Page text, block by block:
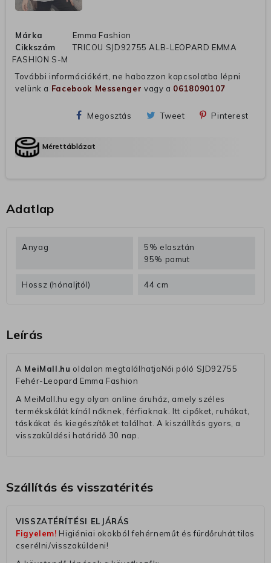
Márka
Emma Fashion
Cikkszám
TRICOU SJD92755 ALB-LEOPARD EMMA
FASHION S-M
További információkért, ne habozzon kapcsolatba lépni
velünk a Facebook Messenger vagy a 0618090107
Megosztás Tweet Pinterest
Mérettáblázat
Adatlap
Anyag
5% elasztán
95% pamut
Hossz (hónaljtól) 44 cm
Leírás
A MeiMall.hu oldalon megtalálhatjaNői póló SJD92755
Fehér-Leopard Emma Fashion
A MeiMall.hu egy olyan online áruház, amely széles
termékskálát kínál nőknek, férfiaknak. Itt cipőket, ruhákat,
táskákat és kiegészítőket találhat. A kiszállítás gyors, a
visszaküldési határidő 30 nap.
Szállítás és visszatérités
VISSZATÉRÍTÉSI ELJÁRÁS
Figyelem! Higiéniai okokból fehérneműt és fürdőruhát tilos
cserélni/visszaküldeni!